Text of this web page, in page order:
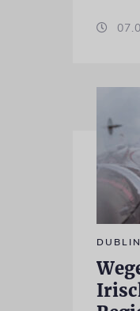
DUBLIN